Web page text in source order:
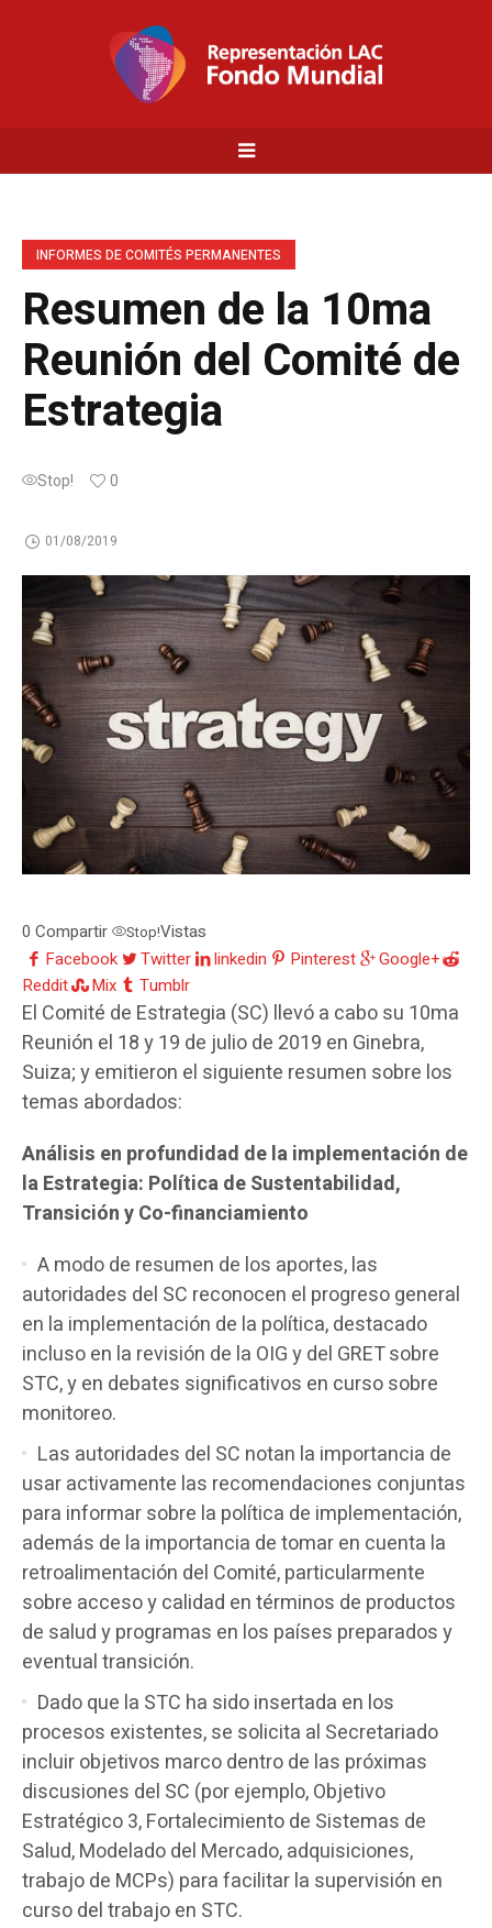
INFORMES DE COMITÉS PERMANENTES
Resumen de la 10ma
Reunión del Comité de
Estrategia
Stop! 0
01/08/2019
0 Compartir Stop!Vistas
Facebook
Twitter linkedin Pinterest
Google+
Reddit
Mix Tumblr
El Comité de Estrategia (SC) llevó a cabo su 10ma
Reunión el 18 y 19 de julio de 2019 en Ginebra,
Suiza; y emitieron el siguiente resumen sobre los
temas abordados:
Análisis en profundidad de la implementación de
la Estrategia: Política de Sustentabilidad,
Transición y Co-financiamiento
A modo de resumen de los aportes, las
autoridades del SC reconocen el progreso general
en la implementación de la política, destacado
incluso en la revisión de la OIG y del GRET sobre
STC, y en debates significativos en curso sobre
monitoreo.
Las autoridades del SC notan la importancia de
usar activamente las recomendaciones conjuntas
para informar sobre la política de implementación,
además de la importancia de tomar en cuenta la
retroalimentación del Comité, particularmente
sobre acceso y calidad en términos de productos
de salud y programas en los países preparados y
eventual transición.
Dado que la STC ha sido insertada en los
procesos existentes, se solicita al Secretariado
incluir objetivos marco dentro de las próximas
discusiones del SC (por ejemplo, Objetivo
Estratégico 3, Fortalecimiento de Sistemas de
Salud, Modelado del Mercado, adquisiciones,
trabajo de MCPs) para facilitar la supervisión en
curso del trabajo en STC.